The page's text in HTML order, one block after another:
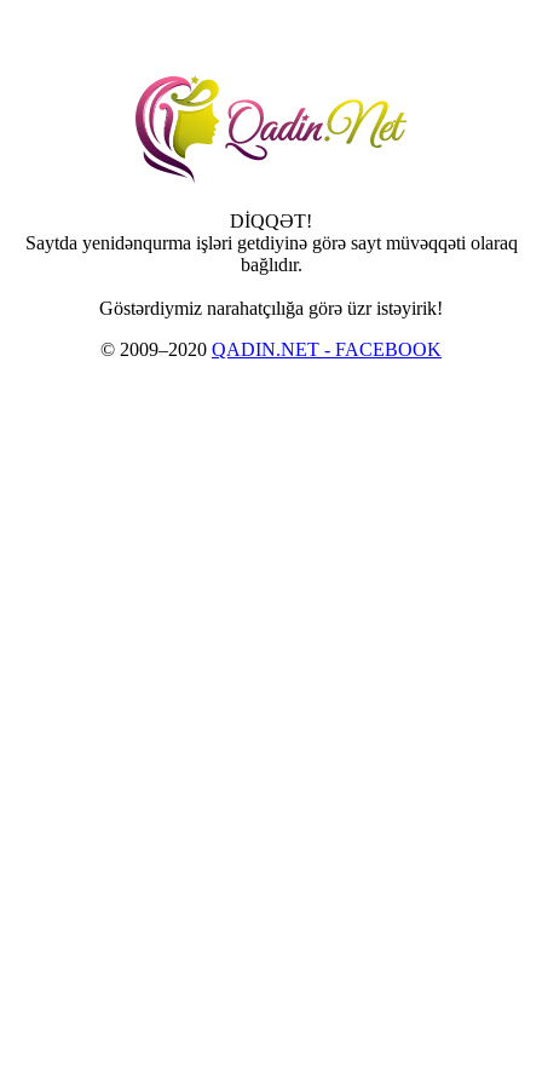
DİQQƏT!
Saytda yenidənqurma işləri getdiyinə görə sayt müvəqqəti olaraq
bağlıdır.
Göstərdiymiz narahatçılığa görə üzr istəyirik!
© 2009–2020 QADIN.NET - FACEBOOK